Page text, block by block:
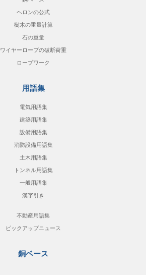
ヘロンの公式
樹木の重量計算
石の重量
ワイヤーロープの破断荷重
ロープワーク
用語集
電気用語集
建築用語集
設備用語集
消防設備用語集
土木用語集
トンネル用語集
一般用語集
漢字引き
不動産用語集
ピックアップニュース
銅ベース